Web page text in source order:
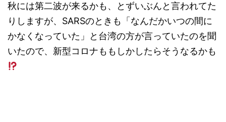
秋には第二波が来るかも、とずいぶんと言われてた
りしますが、SARSのときも「なんだかいつの間に
かなくなっていた」と台湾の方が言っていたのを聞
いたので、新型コロナももしかしたらそうなるかも